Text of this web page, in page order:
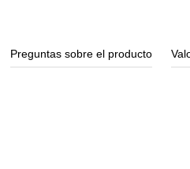
Preguntas sobre el producto